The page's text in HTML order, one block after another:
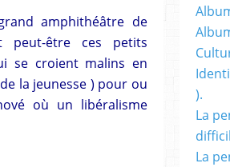
amphithéâtre de
peut-être ces petits
se croient malins en
la jeunesse ) pour ou
où un libéralisme
).
La
La